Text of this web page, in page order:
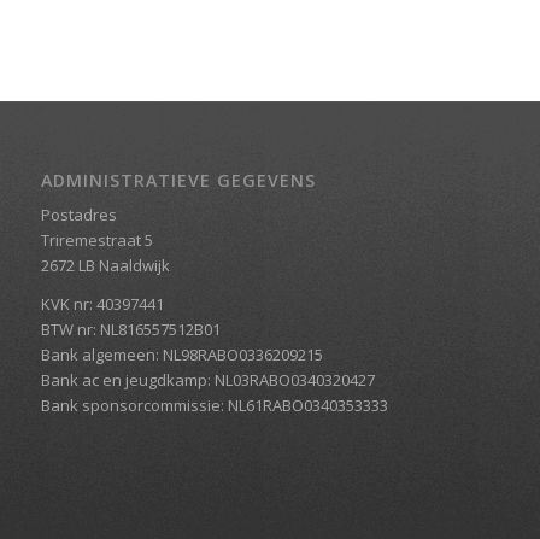
ADMINISTRATIEVE GEGEVENS
Postadres
Triremestraat 5
2672 LB Naaldwijk
KVK nr: 40397441
BTW nr: NL816557512B01
Bank algemeen: NL98RABO0336209215
Bank ac en jeugdkamp: NL03RABO0340320427
Bank sponsorcommissie: NL61RABO0340353333